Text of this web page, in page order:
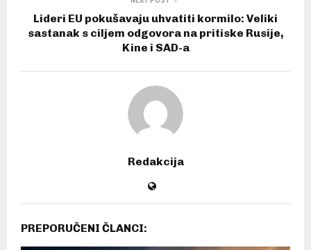
Lideri EU pokušavaju uhvatiti kormilo: Veliki
sastanak s ciljem odgovora na pritiske Rusije,
Kine i SAD-a
Redakcija
PREPORUČENI ČLANCI: